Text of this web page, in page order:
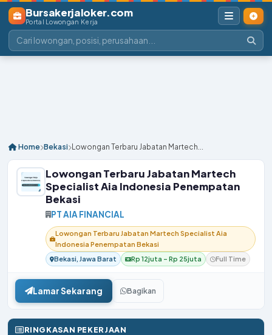
Bursakerjaloker.com
Portal Lowongan Kerja
Home Bekasi Lowongan Terbaru Jabatan Martech...
Lowongan Terbaru Jabatan Martech
Specialist Aia Indonesia Penempatan
Bekasi
PT AIA FINANCIAL
Lowongan Terbaru Jabatan Martech Specialist Aia
Indonesia Penempatan Bekasi
Bekasi, Jawa Barat
Rp 12juta – Rp 25juta Full Time
Lamar Sekarang Bagikan
RINGKASAN PEKERJAAN